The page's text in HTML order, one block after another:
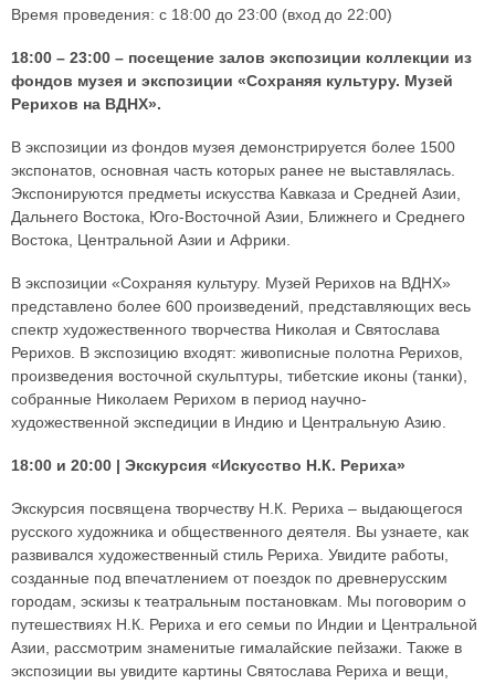
Время проведения: с 18:00 до 23:00 (вход до 22:00)
18:00 – 23:00 – посещение залов экспозиции коллекции из
фондов музея и экспозиции «Сохраняя культуру. Музей
Рерихов на ВДНХ».
В экспозиции из фондов музея демонстрируется более 1500
экспонатов, основная часть которых ранее не выставлялась.
Экспонируются предметы искусства Кавказа и Средней Азии,
Дальнего Востока, Юго-Восточной Азии, Ближнего и Среднего
Востока, Центральной Азии и Африки.
В экспозиции «Сохраняя культуру. Музей Рерихов на ВДНХ»
представлено более 600 произведений, представляющих весь
спектр художественного творчества Николая и Святослава
Рерихов. В экспозицию входят: живописные полотна Рерихов,
произведения восточной скульптуры, тибетские иконы (танки),
собранные Николаем Рерихом в период научно-
художественной экспедиции в Индию и Центральную Азию.
18:00 и 20:00 | Экскурсия «Искусство Н.К. Рериха»
Экскурсия посвящена творчеству Н.К. Рериха – выдающегося
русского художника и общественного деятеля. Вы узнаете, как
развивался художественный стиль Рериха. Увидите работы,
созданные под впечатлением от поездок по древнерусским
городам, эскизы к театральным постановкам. Мы поговорим о
путешествиях Н.К. Рериха и его семьи по Индии и Центральной
Азии, рассмотрим знаменитые гималайские пейзажи. Также в
экспозиции вы увидите картины Святослава Рериха и вещи,